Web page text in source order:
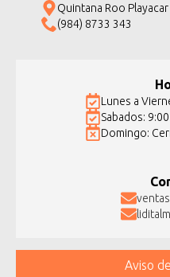
Quintana Roo
(984) 8733 343
Lunes a
Sabados:
Domingo:
Aviso